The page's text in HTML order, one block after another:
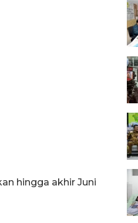
hingga akhir Juni